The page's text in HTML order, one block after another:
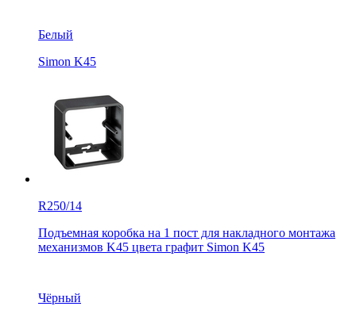
Белый
Simon K45
R250/14
Подъемная коробка на 1 пост для накладного монтажа
механизмов K45 цвета графит Simon K45
Чёрный